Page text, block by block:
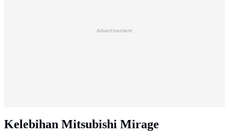
Advertisement
Kelebihan Mitsubishi Mirage